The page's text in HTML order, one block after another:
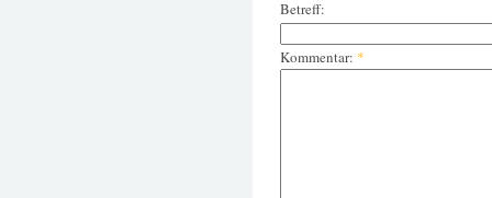
Betreff:
Kommentar: *